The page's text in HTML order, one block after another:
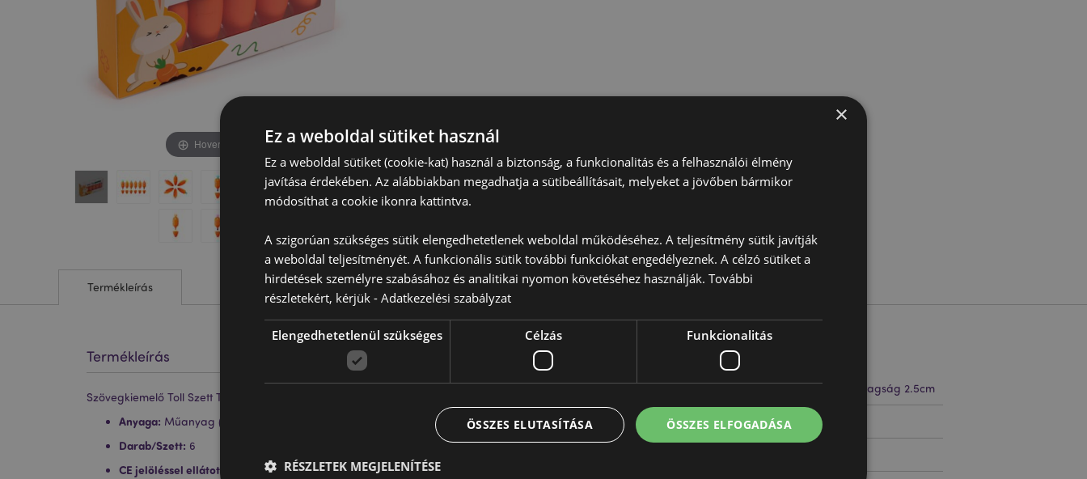
Hover to zoom
Termékleírás
Termékleírás
Szövegkiemelő Toll Szett Topperrel, 6db-os - Répa
Anyaga: Műanyag (ABS)
Darab/Szett: 6
CE jelöléssel ellátott termék:Igen
Méret Magasság 7cm Szélesség 2.5cm Vastagság 2.5cm
EAN Vonalkód 5055071510366
×
Ez a weboldal sütiket használ
Ez a weboldal sütiket (cookie-kat) használ a biztonság, a funkcionalitás és a felhasználói élmény
javítása érdekében. Az alábbiakban megadhatja a sütibeállításait, melyeket a jövőben bármikor
módosíthat a cookie ikonra kattintva.
A szigorúan szükséges sütik elengedhetetlenek weboldal működéséhez. A teljesítmény sütik javítják
a weboldal teljesítményét. A funkcionális sütik további funkciókat engedélyeznek. A célzó sütiket a
hirdetések személyre szabásához és analitikai nyomon követéséhez használják. További
részletekért, kérjük - Adatkezelési szabályzat
Elengedhetetlenül szükséges Célzás Funkcionalitás
ÖSSZES ELFOGADÁSA
ÖSSZES ELUTASÍTÁSA
RÉSZLETEK MEGJELENÍTÉSE